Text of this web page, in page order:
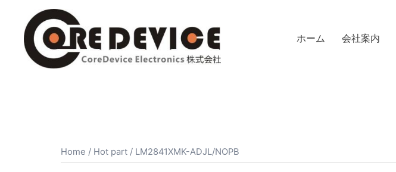
ホーム 会社案内
Home / Hot part / LM2841XMK-ADJL/NOPB